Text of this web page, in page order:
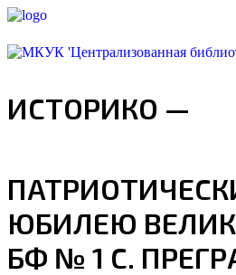
ИСТОРИКО —
ЮБИЛЕЮ
БФ № 1 С.